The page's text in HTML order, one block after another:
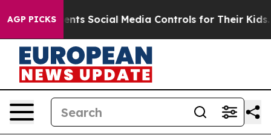
AGP PICKSMedia Controls for Their Kids. Should the US?